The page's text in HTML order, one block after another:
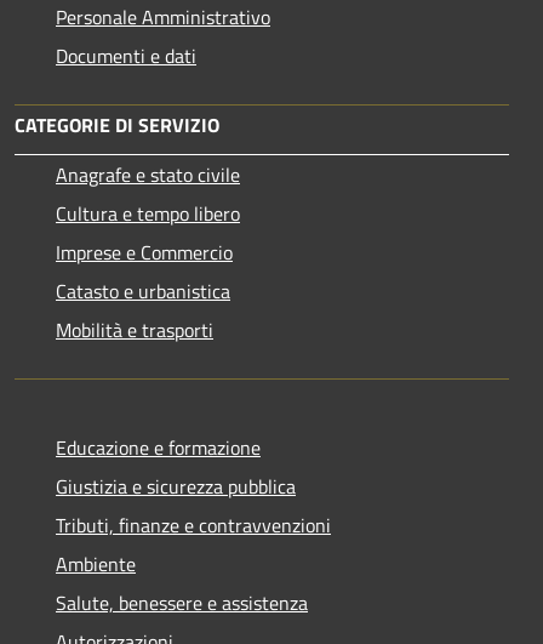
Personale Amministrativo
Documenti e dati
CATEGORIE DI SERVIZIO
Anagrafe e stato civile
Cultura e tempo libero
Imprese e Commercio
Catasto e urbanistica
Mobilità e trasporti
Educazione e formazione
Giustizia e sicurezza pubblica
Tributi, finanze e contravvenzioni
Ambiente
Salute, benessere e assistenza